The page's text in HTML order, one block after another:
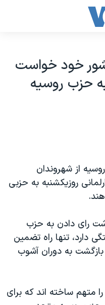
خود خواست
به حزب روسیه
از شهروندان
روزیکشنبه به حزبی
رای دادن به حزب
دارد، تنها راه تضمین
بازگشت به دوران آشوب
متهم ساخته اند که برای